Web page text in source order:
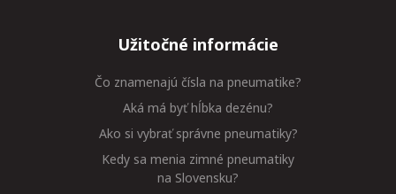
Užitočné informácie
Čo znamenajú čísla na pneumatike?
Aká má byť hĺbka dezénu?
Ako si vybrať správne pneumatiky?
Kedy sa menia zimné pneumatiky
na Slovensku?